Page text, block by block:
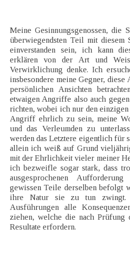
Meine Gesinnungsgenossen, die
überwiegendsten Teil mit diesem
einverstanden sein, ich kann
erklären von der Art und
Verwirklichung denke. Ich
insbesondere meine Gegner,
persönlichen Ansichten
etwaigen Angriffe also auch
richten, wobei ich nur den
Angriff ehrlich zu sein, meine
und das Verleumden zu
werden das Letztere eigentlich für
allein ich weiß auf Grund
mit der Ehrlichkeit vieler meiner
ich bezweifle sogar stark, dass
ausgesprochenen
gewissen Teile derselben befolgt
ihre Natur sie zu tun zwingt.
Ausführungen alle
ziehen, welche die nach Prüfung
Resultate erfordern.